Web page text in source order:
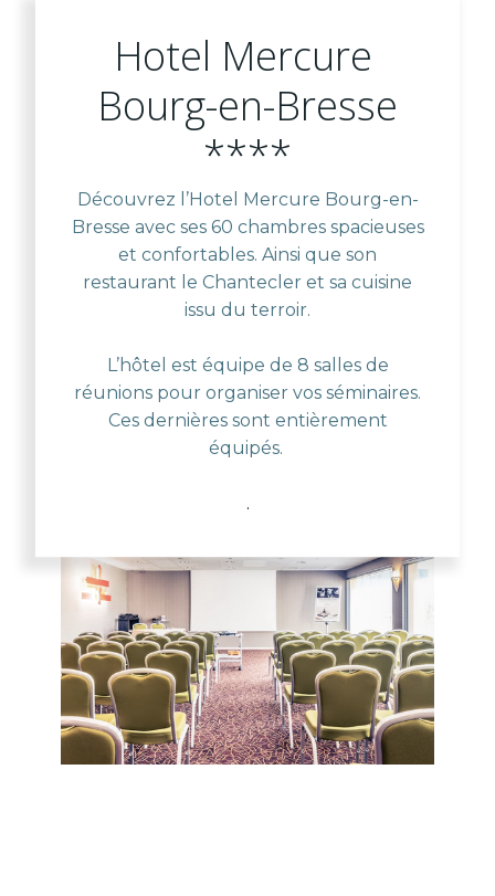
Hotel Mercure
Bourg-en-Bresse
****
Découvrez l’Hotel Mercure Bourg-en-
Bresse avec ses 60 chambres spacieuses
et confortables. Ainsi que son
restaurant le Chantecler et sa cuisine
issu du terroir.
L’hôtel est équipe de 8 salles de
réunions pour organiser vos séminaires.
Ces dernières sont entièrement
équipés.
.